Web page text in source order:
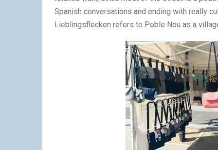
Spanish conversations and ending with really
Lieblingsflecken refers to Poble Nou as a